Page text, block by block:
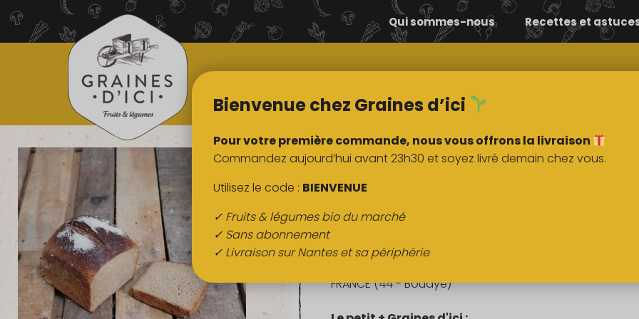
TOUS NOS
Comment ça
marche ?
Nos
Qui sommes-nous Recettes et
DESCRIPTION
Pain Khorasan 500g
FRANCE (44 - Bouaye)
Bienvenue chez Graines d’ici
Pour votre première commande, nous vous offrons la livraison
Commandez aujourd’hui avant 23h30 et soyez livré demain chez vous.
Utilisez le code : BIENVENUE
✓ Fruits & légumes bio du marché
✓ Sans abonnement
✓ Livraison sur Nantes et sa périphérie